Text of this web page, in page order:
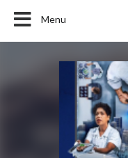
Menu